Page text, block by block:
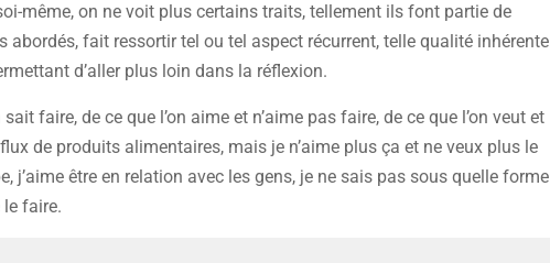
même, on ne voit plus certains traits, tellement ils font partie de
fait ressortir tel ou tel aspect récurrent, telle qualité inhérente
d’aller plus loin dans la réflexion.
faire, de ce que l’on aime et n’aime pas faire, de ce que l’on veut et
de produits alimentaires, mais je n’aime plus ça et ne veux plus le
j’aime être en relation avec les gens, je ne sais pas sous quelle forme
faire.